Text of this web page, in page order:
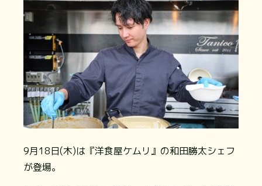
9月18日(木)は『洋食屋ケムリ』の和田勝太シェフ
が登場。